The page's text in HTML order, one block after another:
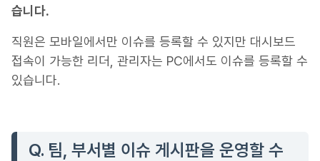
습니다.
직원은 모바일에서만 이슈를 등록할 수 있지만 대시보드
접속이 가능한 리더, 관리자는 PC에서도 이슈를 등록할 수
있습니다.
Q. 팀, 부서별 이슈 게시판을 운영할 수